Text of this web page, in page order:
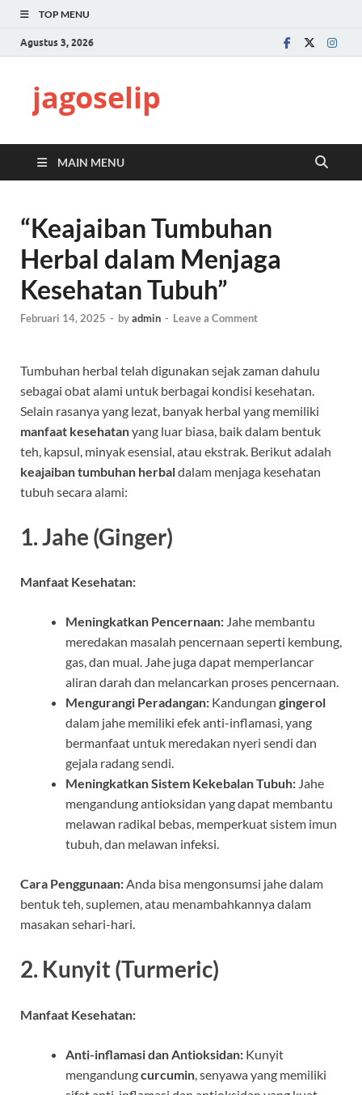
TOP MENU
Agustus 3, 2026
jagoselip
MAIN MENU
“Keajaiban Tumbuhan
Herbal dalam Menjaga
Kesehatan Tubuh”
Februari 14, 2025 - byadmin - Leave a Comment
Tumbuhan herbal telah digunakan sejak zaman dahulu
sebagai obat alami untuk berbagai kondisi kesehatan.
Selain rasanya yang lezat, banyak herbal yang memiliki
manfaat kesehatanyang luar biasa, baik dalam bentuk
teh, kapsul, minyak esensial, atau ekstrak. Berikut adalah
keajaiban tumbuhan herbaldalam menjaga kesehatan
tubuh secara alami:
1.Jahe (Ginger)
Manfaat Kesehatan:
Meningkatkan Pencernaan: Jahe membantu
meredakan masalah pencernaan seperti kembung,
gas, dan mual. Jahe juga dapat memperlancar
aliran darah dan melancarkan proses pencernaan.
Mengurangi Peradangan: Kandungan gingerol
dalam jahe memiliki efek anti-inflamasi, yang
bermanfaat untuk meredakan nyeri sendi dan
gejala radang sendi.
Meningkatkan Sistem Kekebalan Tubuh: Jahe
mengandung antioksidan yang dapat membantu
melawan radikal bebas, memperkuat sistem imun
tubuh, dan melawan infeksi.
Cara Penggunaan:Anda bisa mengonsumsi jahe dalam
bentuk teh, suplemen, atau menambahkannya dalam
masakan sehari-hari.
2. Kunyit (Turmeric)
Manfaat Kesehatan:
Anti-inflamasi dan Antioksidan: Kunyit
mengandungcurcumin , senyawa yang memiliki